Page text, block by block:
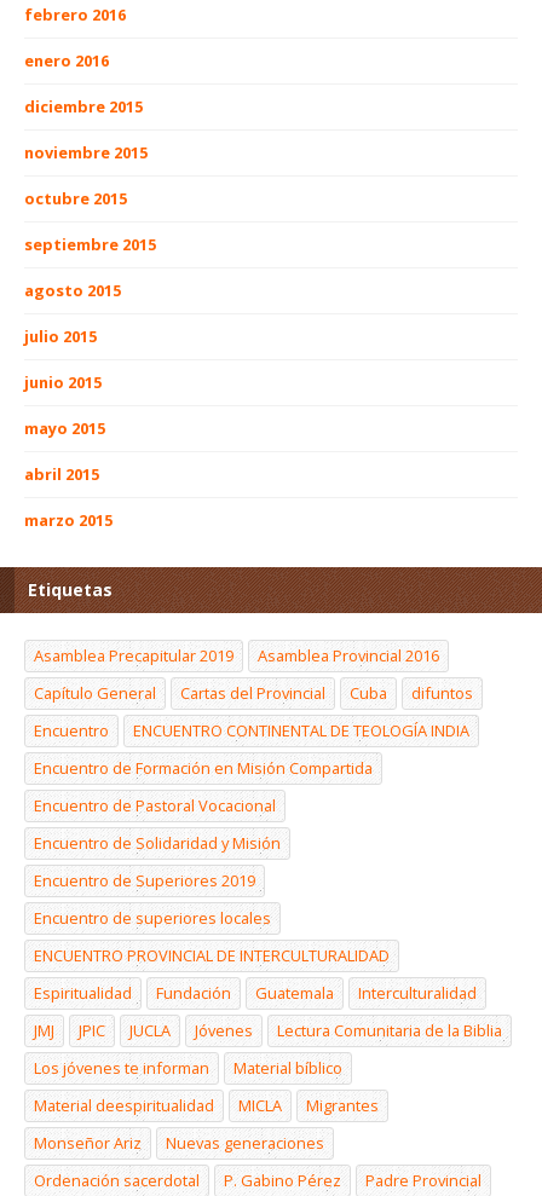
febrero 2016
enero 2016
diciembre 2015
noviembre 2015
octubre 2015
septiembre 2015
agosto 2015
julio 2015
junio 2015
mayo 2015
abril 2015
marzo 2015
Etiquetas
Asamblea Precapitular 2019
Asamblea Provincial 2016
Capítulo General
Cartas del Provincial Cuba
difuntos
Encuentro
ENCUENTRO CONTINENTAL DE TEOLOGÍA INDIA
Encuentro de Formación en Misión Compartida
Encuentro de Pastoral Vocacional
Encuentro de Solidaridad y Misión
Encuentro de Superiores 2019
Encuentro de superiores locales
ENCUENTRO PROVINCIAL DE INTERCULTURALIDAD
Espiritualidad
Fundación Guatemala
Interculturalidad
JMJ
JPIC JUCLA Jóvenes
Lectura Comunitaria de la Biblia
Los jóvenes te informan
Material bíblico
Material deespiritualidad
MICLA
Migrantes
Monseñor Ariz
Nuevas generaciones
Ordenación sacerdotal
P. Gabino Pérez
Padre Provincial